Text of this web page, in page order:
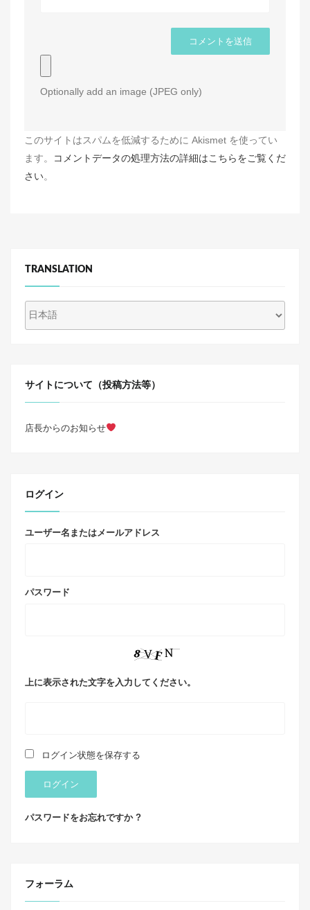
Optionally add an image (JPEG only)
このサイトはスパムを低減するために Akismet を使ってい
ます。
コメントデータの処理方法の詳細はこちらをご覧くだ
さい。
TRANSLATION
サイトについて（投稿方法等）
店長からのお知らせ
ログイン
ユーザー名またはメールアドレス
パスワード
上に表示された文字を入力してください。
ログイン状態を保存する
ログイン
パスワードをお忘れですか ?
フォーラム